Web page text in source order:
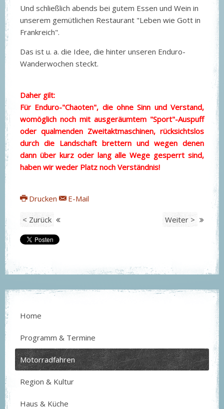
Und schließlich abends bei gutem Essen und Wein in
unserem gemütlichen Restaurant "Leben wie Gott in
Frankreich".
Das ist u. a. die Idee, die hinter unseren Enduro-
Wanderwochen steckt.
Daher gilt:
Für Enduro-"Chaoten", die ohne Sinn und Verstand,
womöglich noch mit ausgeräumtem "Sport"-Auspuff
oder qualmenden Zweitaktmaschinen, rücksichtslos
durch die Landschaft brettern und wegen denen
dann über kurz oder lang alle Wege gesperrt sind,
haben wir weder Platz noch Verständnis!
Drucken E-Mail
< Zurück Weiter >
Home
Programm & Termine
Motorradfahren
Region & Kultur
Haus & Küche